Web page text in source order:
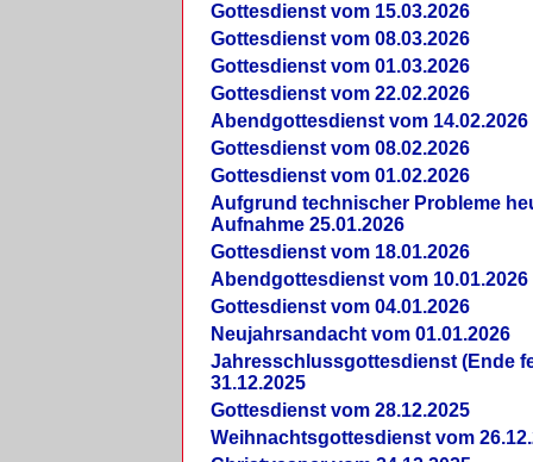
Gottesdienst vom 15.03.2026
Gottesdienst vom 08.03.2026
Gottesdienst vom 01.03.2026
Gottesdienst vom 22.02.2026
Abendgottesdienst vom 14.02.2026
Gottesdienst vom 08.02.2026
Gottesdienst vom 01.02.2026
Aufgrund technischer Probleme
Aufnahme 25.01.2026
Gottesdienst vom 18.01.2026
Abendgottesdienst vom 10.01.2026
Gottesdienst vom 04.01.2026
Neujahrsandacht vom 01.01.2026
Jahresschlussgottesdienst (Ende
31.12.2025
Gottesdienst vom 28.12.2025
Weihnachtsgottesdienst vom